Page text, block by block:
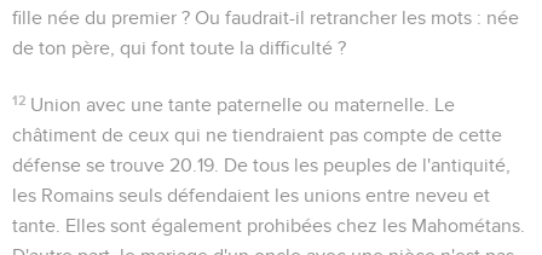
fille née du premier ? Ou faudrait-il retrancher les mots : née
de ton père , qui font toute la difficulté ?
12 Union avec une tante paternelle ou maternelle. Le
châtiment de ceux qui ne tiendraient pas compte de cette
défense se trouve 20.19 . De tous les peuples de l'antiquité,
les Romains seuls défendaient les unions entre neveu et
tante. Elles sont également prohibées chez les Mahométans.